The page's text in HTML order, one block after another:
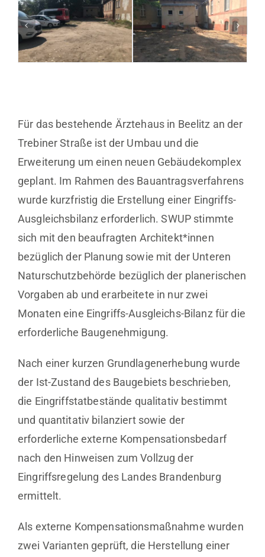
Für das bestehende Ärztehaus in Beelitz an der
Trebiner Straße ist der Umbau und die
Erweiterung um einen neuen Gebäudekomplex
geplant. Im Rahmen des Bauantragsverfahrens
wurde kurzfristig die Erstellung einer Eingriffs-
Ausgleichsbilanz erforderlich. SWUP stimmte
sich mit den beaufragten Architekt*innen
bezüglich der Planung sowie mit der Unteren
Naturschutzbehörde bezüglich der planerischen
Vorgaben ab und erarbeitete in nur zwei
Monaten eine Eingriffs-Ausgleichs-Bilanz für die
erforderliche Baugenehmigung.
Nach einer kurzen Grundlagenerhebung wurde
der Ist-Zustand des Baugebiets beschrieben,
die Eingriffstatbestände qualitativ bestimmt
und quantitativ bilanziert sowie der
erforderliche externe Kompensationsbedarf
nach den Hinweisen zum Vollzug der
Eingriffsregelung des Landes Brandenburg
ermittelt.
Als externe Kompensationsmaßnahme wurden
zwei Varianten geprüft, die Herstellung einer